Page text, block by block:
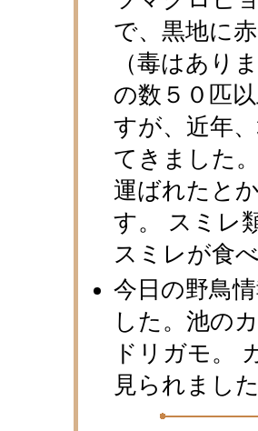
で、黒地に
（毒はあり
の数５０匹
すが、近年
てきました
運ばれたと
す。 スミレ
スミレが食
今日の野鳥
した。池の
ドリガモ。
見られまし